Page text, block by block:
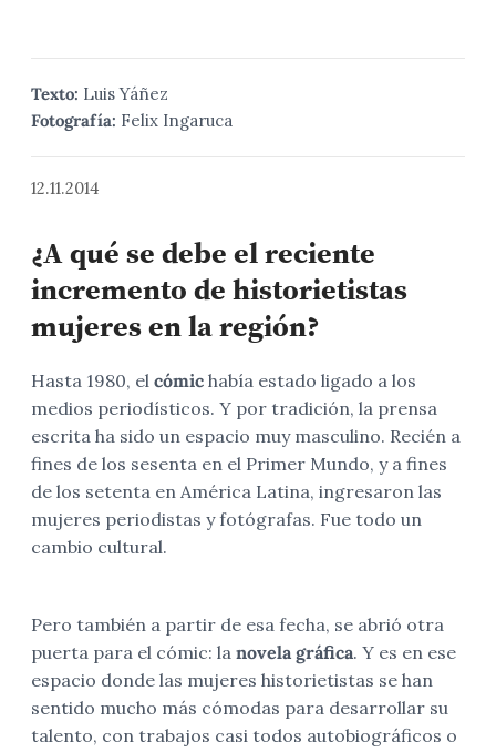
Texto: Luis Yáñez
Fotografía: Felix Ingaruca
12.11.2014
¿A qué se debe el reciente
incremento de historietistas
mujeres en la región?
Hasta 1980, el cómic había estado ligado a los
medios periodísticos. Y por tradición, la prensa
escrita ha sido un espacio muy masculino. Recién a
fines de los sesenta en el Primer Mundo, y a fines
de los setenta en América Latina, ingresaron las
mujeres periodistas y fotógrafas. Fue todo un
cambio cultural.
Pero también a partir de esa fecha, se abrió otra
puerta para el cómic: la novela gráfica. Y es en ese
espacio donde las mujeres historietistas se han
sentido mucho más cómodas para desarrollar su
talento, con trabajos casi todos autobiográficos o